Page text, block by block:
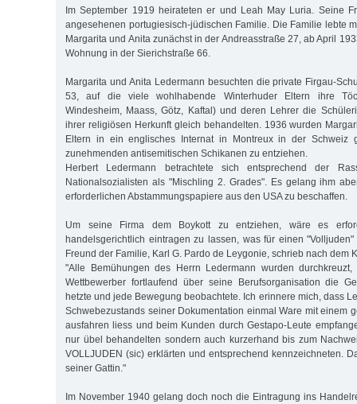
Im September 1919 heirateten er und Leah May Luria. Seine
angesehenen portugiesisch-jüdischen Familie. Die Familie lebte
Margarita und Anita zunächst in der Andreasstraße 27, ab April
Wohnung in der Sierichstraße 66.
Margarita und Anita Ledermann besuchten die private Firgau-
53, auf die viele wohlhabende Winterhuder Eltern ihre
Windesheim, Maass, Götz, Kaftal) und deren Lehrer die
ihrer religiösen Herkunft gleich behandelten. 1936 wurden
Eltern in ein englisches Internat in Montreux in der Schweiz
zunehmenden antisemitischen Schikanen zu entziehen.
Herbert Ledermann betrachtete sich entsprechend der
Nationalsozialisten als "Mischling 2. Grades". Es gelang ihm
erforderlichen Abstammungspapiere aus den USA zu beschaffen.
Um seine Firma dem Boykott zu entziehen, wäre es
handelsgerichtlich eintragen zu lassen, was für einen
Freund der Familie, Karl G. Pardo de Leygonie, schrieb nach dem
"Alle Bemühungen des Herrn Ledermann wurden
Wettbewerber fortlaufend über seine Berufsorganisation die
hetzte und jede Bewegung beobachtete. Ich erinnere mich, dass
Schwebezustands seiner Dokumentation einmal Ware mit einem
ausfahren liess und beim Kunden durch Gestapo-Leute
nur übel behandelten sondern auch kurzerhand bis zum
VOLLJUDEN (sic) erklärten und entsprechend kennzeichneten.
seiner Gattin."
Im November 1940 gelang doch noch die Eintragung ins